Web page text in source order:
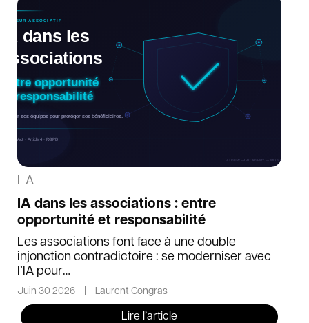
IA
IA dans les associations : entre
opportunité et responsabilité
Les associations font face à une double
injonction contradictoire : se moderniser avec
l’IA pour…
Juin 30 2026 Laurent Congras
Lire l’article